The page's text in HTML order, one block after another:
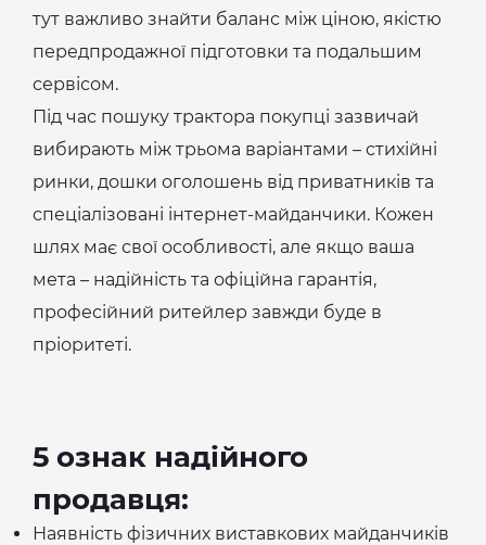
тут важливо знайти баланс між ціною, якістю
передпродажної підготовки та подальшим
сервісом.
Під час пошуку трактора покупці зазвичай
вибирають між трьома варіантами – стихійні
ринки, дошки оголошень від приватників та
спеціалізовані інтернет-майданчики. Кожен
шлях має свої особливості, але якщо ваша
мета – надійність та офіційна гарантія,
професійний ритейлер завжди буде в
пріоритеті.
5 ознак надійного
продавця:
Наявність фізичних виставкових майданчиків